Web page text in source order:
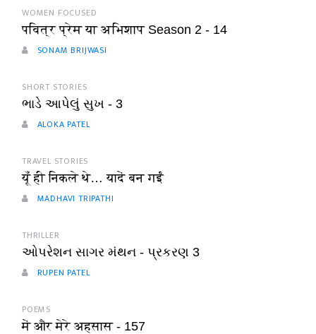
WOMEN FOCUSED
पवित्र प्रेम या अभिशाप Season 2 - 14
SONAM BRIJWASI
SHORT STORIES
ભાડે આપેલું સુખ - 3
ALOKA PATEL
TRAVEL STORIES
यूँ ही निकले थे… यादें बन गईं
MADHAVI TRIPATHI
THRILLER
ઓપરેશન સાગર મંથન - પ્રકરણ 3
RUPEN PATEL
POEMS
में और मेरे अहसास - 157